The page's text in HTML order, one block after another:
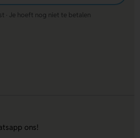
· Je hoeft nog niet te betalen
ons!